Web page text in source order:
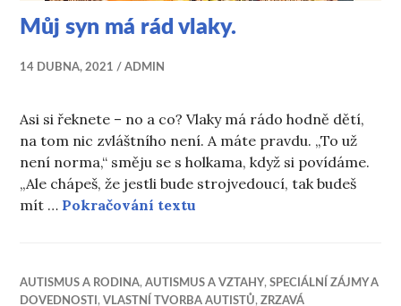
Můj syn má rád vlaky.
14 DUBNA, 2021 ADMIN
Asi si řeknete – no a co? Vlaky má rádo hodně dětí,
na tom nic zvláštního není. A máte pravdu. „To už
není norma,“ směju se s holkama, když si povídáme.
„Ale chápeš, že jestli bude strojvedoucí, tak budeš
mít … Pokračování textu
AUTISMUS A RODINA,AUTISMUS A VZTAHY,SPECIÁLNÍ ZÁJMY A
DOVEDNOSTI ,VLASTNÍ TVORBA AUTISTŮ,ZRZAVÁ